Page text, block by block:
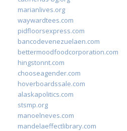
marianlives.org
waywardtees.com
pidfloorsexpress.com
bancodevenezuelaen.com
bettermoodfoodcorporation.com
hingstonnt.com
chooseagender.com
hoverboardssale.com
alaskapolitics.com
stsmp.org
manoelneves.com
mandelaeffectlibrary.com